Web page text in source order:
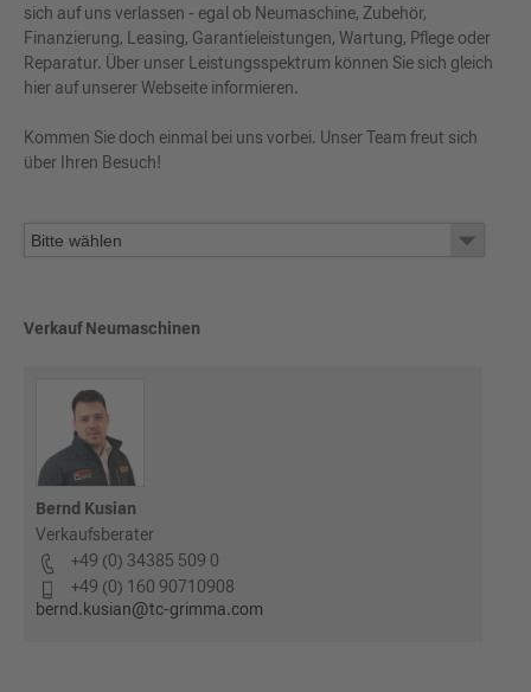
sich auf uns verlassen - egal ob Neumaschine, Zubehör,
Finanzierung, Leasing, Garantieleistungen, Wartung, Pflege oder
Reparatur. Über unser Leistungsspektrum können Sie sich gleich
hier auf unserer Webseite informieren.
Kommen Sie doch einmal bei uns vorbei. Unser Team freut sich
über Ihren Besuch!
Verkauf Neumaschinen
Bernd Kusian
Verkaufsberater
+49 (0) 34385 509 0
+49 (0) 160 90710908
bernd.kusian@tc-grimma.com